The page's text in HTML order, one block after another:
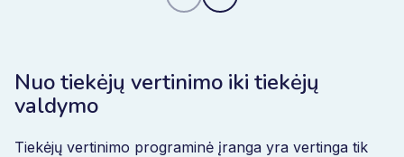
Nuo tiekėjų vertinimo iki tiekėjų
valdymo
Tiekėjų vertinimo programinė įranga yra vertinga tik